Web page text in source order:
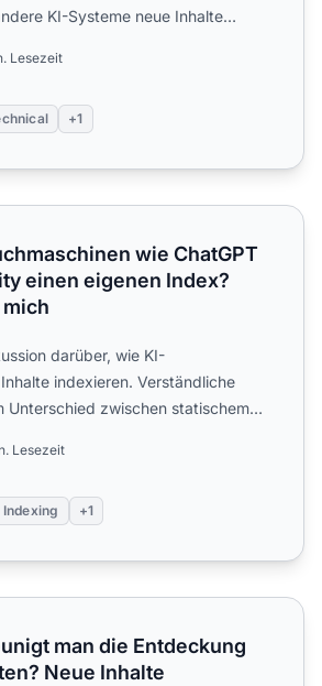
KI-Systeme neue Inhalte
Lesezeit
+1
wie ChatGPT und Perplexity
wie ChatGPT
einen eigenen Index?
darüber, wie KI-
indexieren. Verständliche
Unterschied zwischen statischem
Lesezeit
Indexing +1
die Entdeckung von KI-Inhalten?
man die Entdeckung
Neue Inhalte